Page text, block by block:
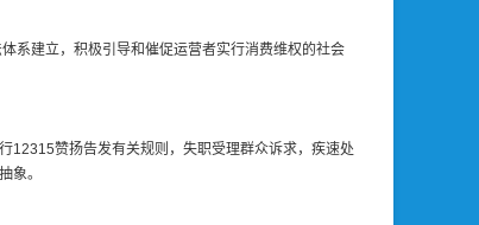
系建立，积极引导和催促运营者实行消费维权的社会
12315赞扬告发有关规则，失职受理群众诉求，疾速处
象。